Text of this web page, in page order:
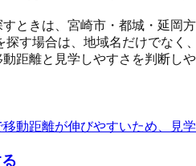
ときは、宮崎市・都城・延岡
探す場合は、地域名だけでなく
距離と見学しやすさを判断しや
動距離が伸びやすいため、見